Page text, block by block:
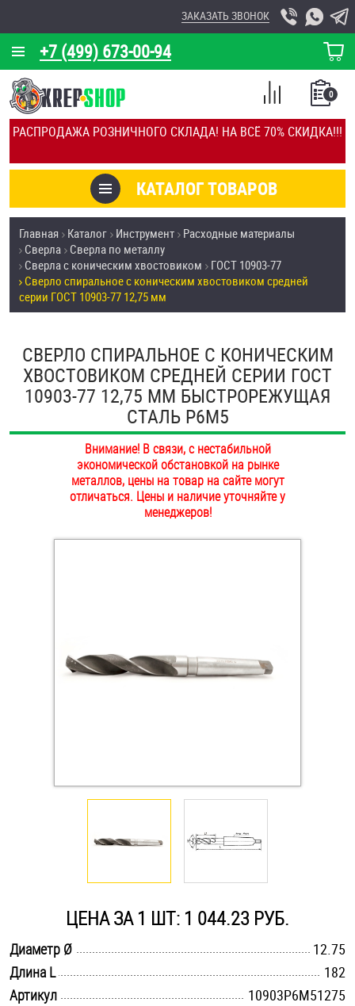
РАСПРОДАЖА РОЗНИЧНОГО СКЛАДА! НА ВСЁ 70% СКИДКА!!!
+7 (499) 673-00-94
ЗАКАЗАТЬ ЗВОНОК
КОРЗИНА
О КОМПАНИИ
КАЛЬКУЛЯТОР
ОТЗЫВЫ
УСЛУГИ
СКИДКИ
ОПТ
ОПЛАТА И ДОСТАВКА
НАШИ МАГАЗИНЫ
КАТАЛОГ ТОВАРОВ
0
СПИСОК
СРАВНЕНИЕ
Товары со скидкой
Анкеры
Антивандальный крепёж, инструмент
Болты и винты
Втулки
Дюбели
Дюймовый крепёж
Саморезы и шурупы
Стопорные кольца
Такелаж
Хомуты
Главная Каталог Инструмент Расходные материалы
Сверла Сверла по металлу
Сверла с коническим хвостовиком
ГОСТ 10903-77
Сверло спиральное с коническим хвостовиком средней
серии ГОСТ 10903-77 12,75 мм
СВЕРЛО СПИРАЛЬНОЕ С КОНИЧЕСКИМ
ХВОСТОВИКОМ СРЕДНЕЙ СЕРИИ ГОСТ
10903-77 12,75 ММ БЫСТРОРЕЖУЩАЯ
СТАЛЬ Р6М5
Внимание! В связи, с нестабильной
экономической обстановкой на рынке
металлов, цены на товар на сайте могут
отличаться. Цены и наличие уточняйте у
менеджеров!
ЦЕНА ЗА 1 ШТ: 1 044.23 РУБ.
Диаметр Ø
12.75
Длина L
182
Артикул
10903Р6М51275